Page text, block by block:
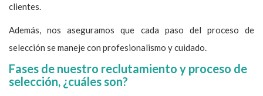
clientes.
Además, nos aseguramos que cada paso del proceso de
selección se maneje con profesionalismo y cuidado.
Fases de nuestro reclutamiento y proceso de
selección, ¿cuáles son?